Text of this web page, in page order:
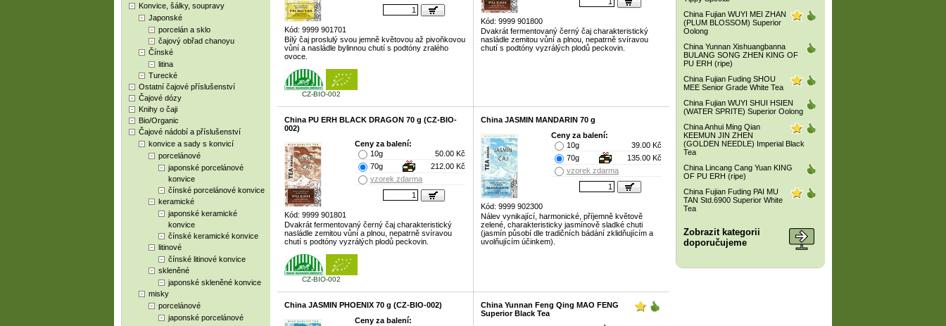
Konvice, šálky, soupravy
Japonské
porcelán a sklo
čajový obřad chanoyu
Čínské
litina
Turecké
Ostatní čajové příslušenství
Čajové dózy
Knihy o čaji
Bio/Organic
Čajové nádobí a příslušenství
konvice a sady s konvicí
porcelánové
japonské porcelánové
konvice
čínské porcelánové konvice
keramické
japonské keramické
konvice
čínské keramické konvice
litinové
čínské litinové konvice
skleněné
japonské skleněné konvice
misky
porcelánové
japonské porcelánové
Kód: 9999 901701
Bílý čaj proslulý svou jemně květovou až pivoňkovou
vůní a nasládle bylinnou chutí s podtóny zralého
ovoce.
CZ-BIO-002
Kód: 9999 901800
Dvakrát fermentovaný černý čaj charakteristický
nasládle zemitou vůní a plnou, nepatrně svíravou
chutí s podtóny vyzrálých plodů peckovin.
China PU ERH BLACK DRAGON 70 g (CZ-BIO-
002)
Kód: 9999 901801
Ceny za balení:
10g
50.00 Kč
70g
212.00 Kč
vzorek zdarma
Dvakrát fermentovaný černý čaj charakteristický
nasládle zemitou vůní a plnou, nepatrně svíravou
chutí s podtóny vyzrálých plodů peckovin.
CZ-BIO-002
China JASMIN MANDARIN 70 g
Kód: 9999 902300
Ceny za balení:
10g
39.00 Kč
70g
135.00 Kč
vzorek zdarma
Nálev vynikající, harmonické, příjemně květově
zelené, charakteristicky jasmínově sladké chuti
(jasmín působí dle tradičních bádání zklidňujícím a
uvolňujícím účinkem).
China JASMIN PHOENIX 70 g (CZ-BIO-002)
Ceny za balení:
China Yunnan Feng Qing MAO FENG
Superior Black Tea
China Fujian WUYI MEI ZHAN
(PLUM BLOSSOM) Superior
Oolong
China Yunnan Xishuangbanna
BULANG SONG ZHEN KING OF
PU ERH (ripe)
China Fujian Fuding SHOU
MEE Senior Grade White Tea
China Fujian WUYI SHUI HSIEN
(WATER SPRITE) Superior Oolong
China Anhui Ming Qian
KEEMUN JIN ZHEN
(GOLDEN NEEDLE) Imperial Black
Tea
China Lincang Cang Yuan KING
OF PU ERH (ripe)
China Fujian Fuding PAI MU
TAN Std.6900 Superior White
Tea
Zobrazit kategorii
doporučujeme